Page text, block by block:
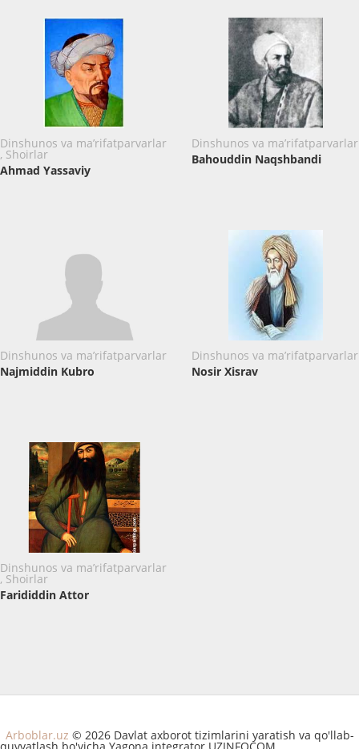
Dinshunos va ma’rifatparvarlar
, Shoirlar
Ahmad Yassaviy
Dinshunos va ma’rifatparvarlar
Bahouddin Naqshbandi
Dinshunos va ma’rifatparvarlar
Najmiddin Kubro
Dinshunos va ma’rifatparvarlar
Nosir Xisrav
Dinshunos va ma’rifatparvarlar
, Shoirlar
Farididdin Attor
Arboblar.uz © 2026 Davlat axborot tizimlarini yaratish va qo'llab-